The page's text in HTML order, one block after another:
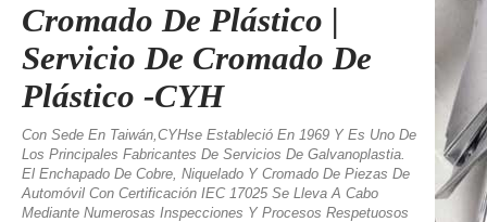
Cromado De Plástico |
Servicio De Cromado De
Plástico -CYH
Con Sede En Taiwán,CYHse Estableció En 1969 Y Es Uno De
Los Principales Fabricantes De Servicios De Galvanoplastia.
El Enchapado De Cobre, Niquelado Y Cromado De Piezas De
Automóvil Con Certificación IEC 17025 Se Lleva A Cabo
Mediante Numerosas Inspecciones Y Procesos Respetuosos